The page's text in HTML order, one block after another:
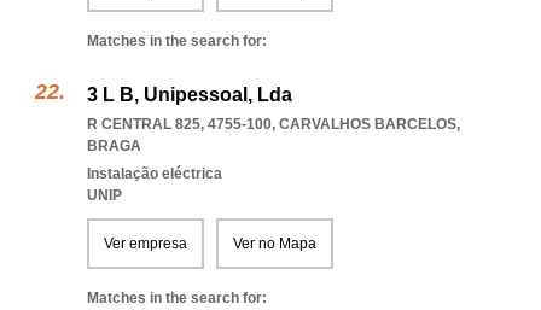
Matches in the search for:
3 L B, Unipessoal, Lda
R CENTRAL 825, 4755-100, CARVALHOS BARCELOS,
BRAGA
Instalação eléctrica
UNIP
Ver empresa Ver no Mapa
Matches in the search for: